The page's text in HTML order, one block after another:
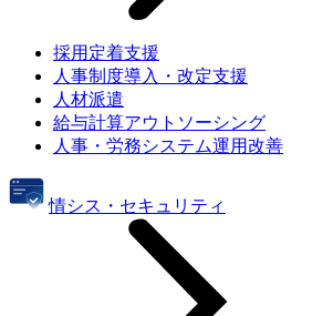
採用定着支援
人事制度導入・改定支援
人材派遣
給与計算アウトソーシング
人事・労務システム運用改善
情シス・セキュリティ